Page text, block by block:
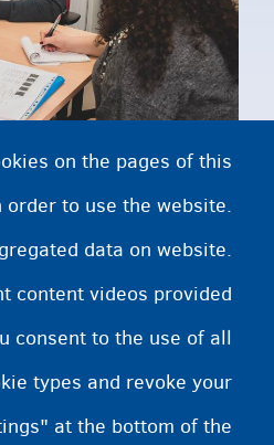
المترجم الفوري يترجم
on the pages of this
to use the website.
data on website.
content videos provided
consent to the use of all
types and revoke your
at the bottom of the